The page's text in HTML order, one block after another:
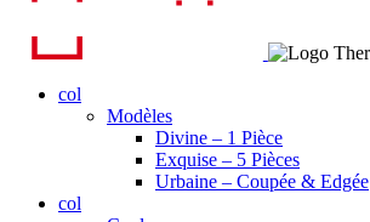
col
Modèles
Divine – 1 Pièce
Exquise – 5 Pièces
Urbaine – Coupée & Edgée
col